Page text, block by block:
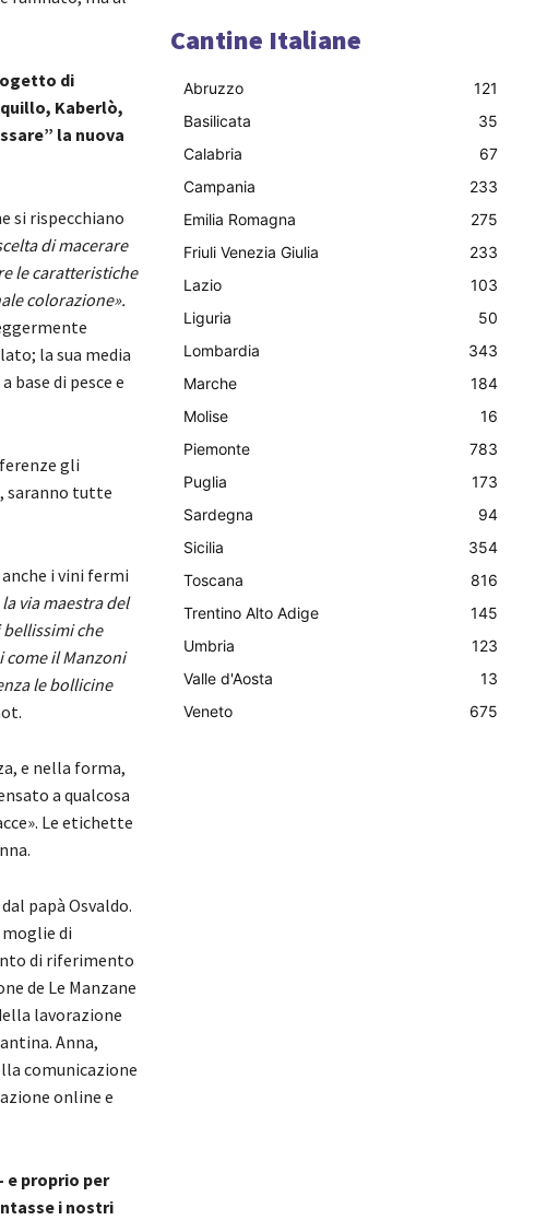
di
Kaberlò,
la nuova
si rispecchiano
di macerare
le caratteristiche
colorazione».
la sua media
di pesce e
gli
saranno tutte
i vini fermi
via maestra del
che
il Manzoni
le bollicine
e nella forma,
a qualcosa
Le etichette
papà Osvaldo.
moglie di
di riferimento
de Le Manzane
lavorazione
Anna,
comunicazione
online e
e proprio per
i nostri
Cantine Italiane
Abruzzo
121
Basilicata
35
Calabria
67
Campania
233
Emilia Romagna
275
Friuli Venezia Giulia
233
Lazio
103
Liguria
50
Lombardia
343
Marche
184
Molise
16
Piemonte
783
Puglia
173
Sardegna
94
Sicilia
354
Toscana
816
Trentino Alto Adige
145
Umbria
123
Valle d'Aosta
13
Veneto
675